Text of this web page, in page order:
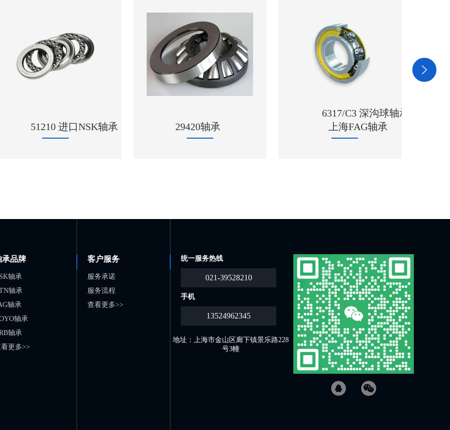
51210 进口NSK轴承 29420轴承
6317/C3 深沟球轴承
上海FAG轴承
承品牌
轴承
轴承
轴承
轴承
轴承
更多>>
客户服务
服务承诺
服务流程
查看更多>>
统一服务热线
021-39528210
手机
13524962345
地址：上海市金山区廊下镇景乐路228
号3幢